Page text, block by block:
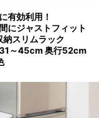
有効利用！
にジャストフィット
スリムラック
～45cm 奥行52cm